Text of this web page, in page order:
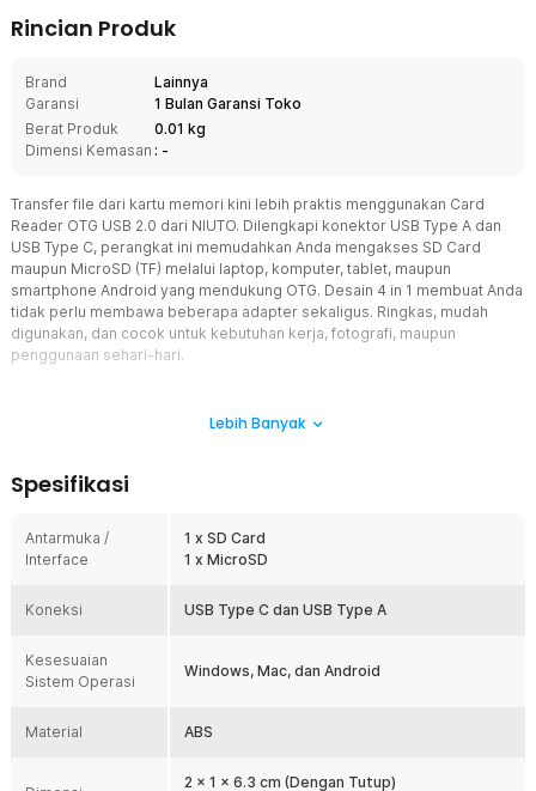
Rincian Produk
Brand
Lainnya
Garansi
1 Bulan Garansi Toko
Berat Produk
0.01 kg
Dimensi Kemasan : -
Transfer file dari kartu memori kini lebih praktis menggunakan Card
Reader OTG USB 2.0 dari NIUTO. Dilengkapi konektor USB Type A dan
USB Type C, perangkat ini memudahkan Anda mengakses SD Card
maupun MicroSD (TF) melalui laptop, komputer, tablet, maupun
smartphone Android yang mendukung OTG. Desain 4 in 1 membuat Anda
tidak perlu membawa beberapa adapter sekaligus. Ringkas, mudah
digunakan, dan cocok untuk kebutuhan kerja, fotografi, maupun
penggunaan sehari-hari.
menggunakan satu perangkat yang praktis. Anda dapat
menggunakan card reader terpisah. Solusi ideal untuk fotografer,
content creator, pelajar, maupun pengguna umum.
Dilengkapi smart MCU dengan perlindungan short-circuit, card
korsleting dan kerusakan kartu. Setiap file yang Anda pindahkan
terjaga dengan baik sehingga lebih tenang saat memindahkan foto,
video, atau dokumen penting.
Kompatibilitas Luas
Dengan konektor USB 2.0 dan Type C, card reader ini kompatibel
Lebih Banyak
Spesifikasi
Antarmuka /
Interface
1 x SD Card
1 x MicroSD
Koneksi USB Type C dan USB Type A
Kesesuaian
Sistem Operasi
Windows, Mac, dan Android
Material ABS
2 x 1 x 6.3 cm (Dengan Tutup)